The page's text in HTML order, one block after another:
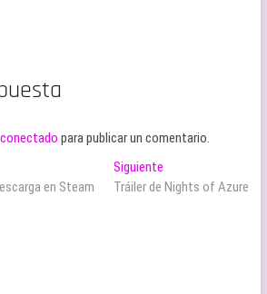
conectado para publicar un comentario.
en Steam
Siguiente
siguiente:
Tráiler de Nights of Azure